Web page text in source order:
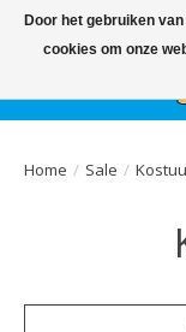
HetGEHELE jaar,
Ballonnen |
Home / Sale /
Door het gebruiken
cookies om onze